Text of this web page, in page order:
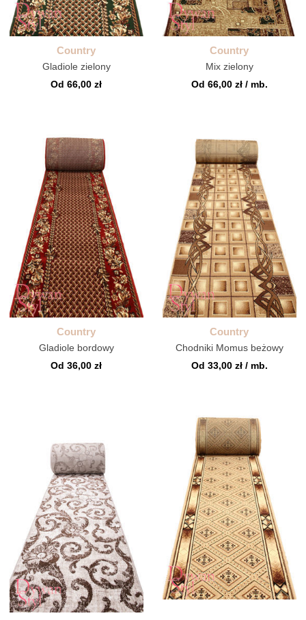
Country
Gladiole zielony
Od 66,00 zł
Country
Mix zielony
Od 66,00 zł / mb.
Country
Gladiole bordowy
Od 36,00 zł
Country
Chodniki Momus beżowy
Od 33,00 zł / mb.